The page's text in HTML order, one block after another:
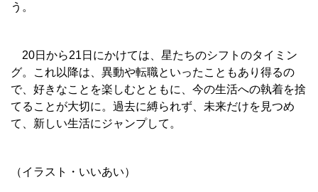
う。
20日から21日にかけては、星たちのシフトのタイミン
グ。これ以降は、異動や転職といったこともあり得るの
で、好きなことを楽しむとともに、今の生活への執着を捨
てることが大切に。過去に縛られず、未来だけを見つめ
て、新しい生活にジャンプして。
（イラスト・いいあい）